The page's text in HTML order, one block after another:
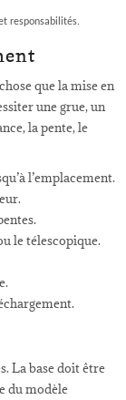
responsabilités.
que la mise en
une grue, un
la pente, le
l’emplacement.
le télescopique.
La base doit être
du modèle